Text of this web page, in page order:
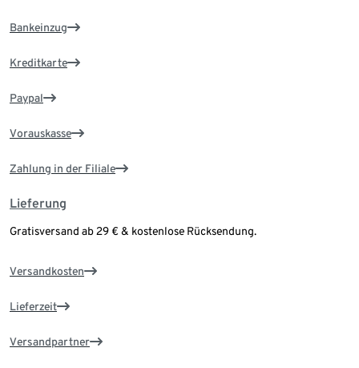
Bankeinzug
Kreditkarte
Paypal
Vorauskasse
Zahlung in der Filiale
Lieferung
Gratisversand ab 29 € & kostenlose Rücksendung.
Versandkosten
Lieferzeit
Versandpartner